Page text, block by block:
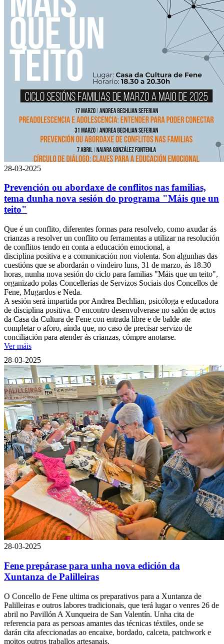
28-03-2025
Prevención ou abordaxe de conflitos nas familias,
tema dunha nova sesión do programa "Máis que un
teito"
Que é un conflito, diferentes formas para resolvelo, como axudar ás
crianzas a resolver un conflito ou ferramentas a utilizar na resolución
de conflitos tendo en conta a educación emocional, a
disciplina positiva e a comunicación non violenta. Son algunhas das
cuestións que se abordarán o vindeiro luns, 31 de marzo, ás 18.30
horas, nunha nova sesión do ciclo para familias "Máis que un teito",
organizado polas Concellerías de Servizos Sociais dos Concellos de
Fene, Mugardos e Neda.
A sesión será impartida por Andrea Bechlian, psicóloga e educadora
de disciplina positiva. O encontro desenvolverase no salón de actos
da Casa da Cultura de Fene con entrada libre e de balde ate
completar o aforo, aínda que, no caso de precisar servizo de
conciliación para atender ás crianzas, cómpre anotarse.
Ver máis
28-03-2025
28-03-2025
Fene prepárase para unha nova edición da
Xuntanza de Palilleiras
O Concello de Fene ultima os preparativos para a Xuntanza de
Palilleiras e outros labores tradicionais, que terá lugar o venres 26 de
abril no Pavillón A Xunqueira de San Valentín. Unha cita de
referencia para as persoas amantes das técnicas téxtiles, onde se
darán cita afeccionadas ao encaixe, bordado, calceta, patchwork e
moitos outros traballos artesanais.